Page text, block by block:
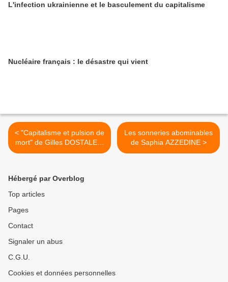
L'infection ukrainienne et le basculement du capitalisme
Nucléaire français : le désastre qui vient
< "Capitalisme et pulsion de
mort" de Gilles DOSTALER,
Bernard MARIS (X)
Les sonneries abominables
de Saphia AZZEDINE >
Hébergé par Overblog
Top articles
Pages
Contact
Signaler un abus
C.G.U.
Cookies et données personnelles